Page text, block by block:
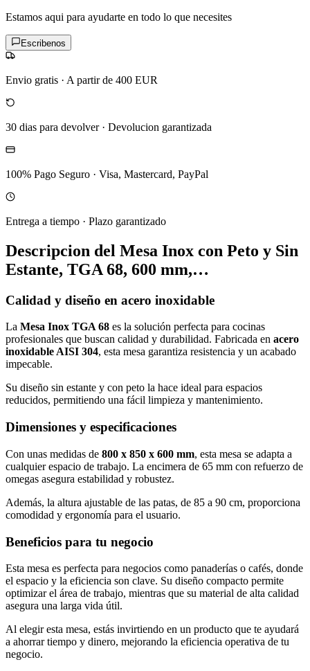
Estamos aqui para ayudarte en todo lo que necesites
Escribenos
Envio gratis · A partir de 400 EUR
30 dias para devolver· Devolucion garantizada
100% Pago Seguro · Visa, Mastercard, PayPal
Entrega a tiempo · Plazo garantizado
Descripcion del Mesa Inox con Peto y Sin
Estante, TGA 68, 600 mm,…
Calidad y diseño en acero inoxidable
La Mesa Inox TGA 68 es la solución perfecta para cocinas
profesionales que buscan calidad y durabilidad. Fabricada en acero
inoxidable AISI 304, esta mesa garantiza resistencia y un acabado
impecable.
Su diseño sin estante y con peto la hace ideal para espacios
reducidos, permitiendo una fácil limpieza y mantenimiento.
Dimensiones y especificaciones
Con unas medidas de 800 x 850 x 600 mm, esta mesa se adapta a
cualquier espacio de trabajo. La encimera de 65 mm con refuerzo de
omegas asegura estabilidad y robustez.
Además, la altura ajustable de las patas, de 85 a 90 cm, proporciona
comodidad y ergonomía para el usuario.
Beneficios para tu negocio
Esta mesa es perfecta para negocios como panaderías o cafés, donde
el espacio y la eficiencia son clave. Su diseño compacto permite
optimizar el área de trabajo, mientras que su material de alta calidad
asegura una larga vida útil.
Al elegir esta mesa, estás invirtiendo en un producto que te ayudará
a ahorrar tiempo y dinero, mejorando la eficiencia operativa de tu
negocio.